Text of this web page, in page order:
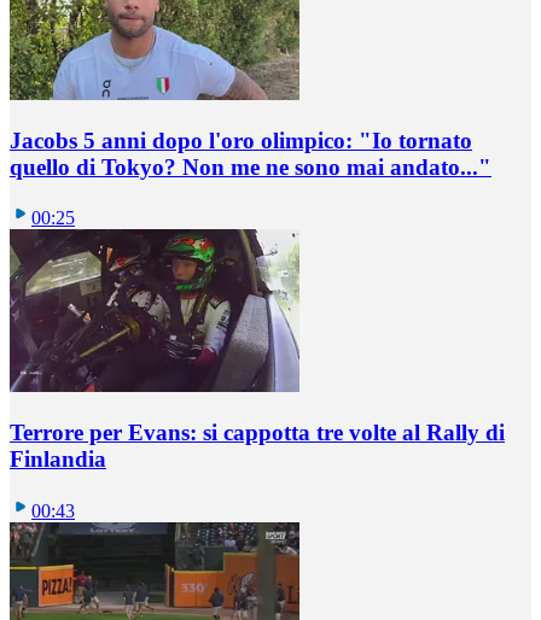
Jacobs 5 anni dopo l'oro olimpico: "Io tornato
quello di Tokyo? Non me ne sono mai andato..."
00:25
Terrore per Evans: si cappotta tre volte al Rally di
Finlandia
00:43